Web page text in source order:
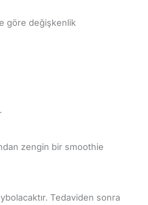
göre değişkenlik
zengin bir smoothie
Tedaviden sonra